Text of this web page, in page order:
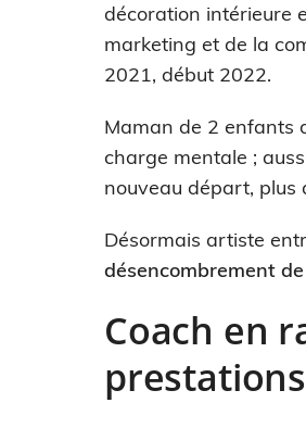
décoration intérieure
marketing et de la
2021, début 2022.
Maman de 2 enfants
charge mentale ;
nouveau départ, plus
Désormais artiste
désencombrement
Coach en
prestations